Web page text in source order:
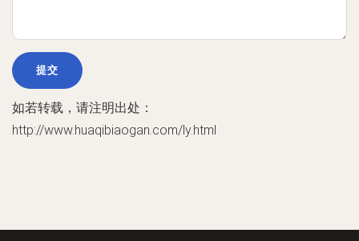
如若转载，请注明出处：
http://www.huaqibiaogan.com/ly.html